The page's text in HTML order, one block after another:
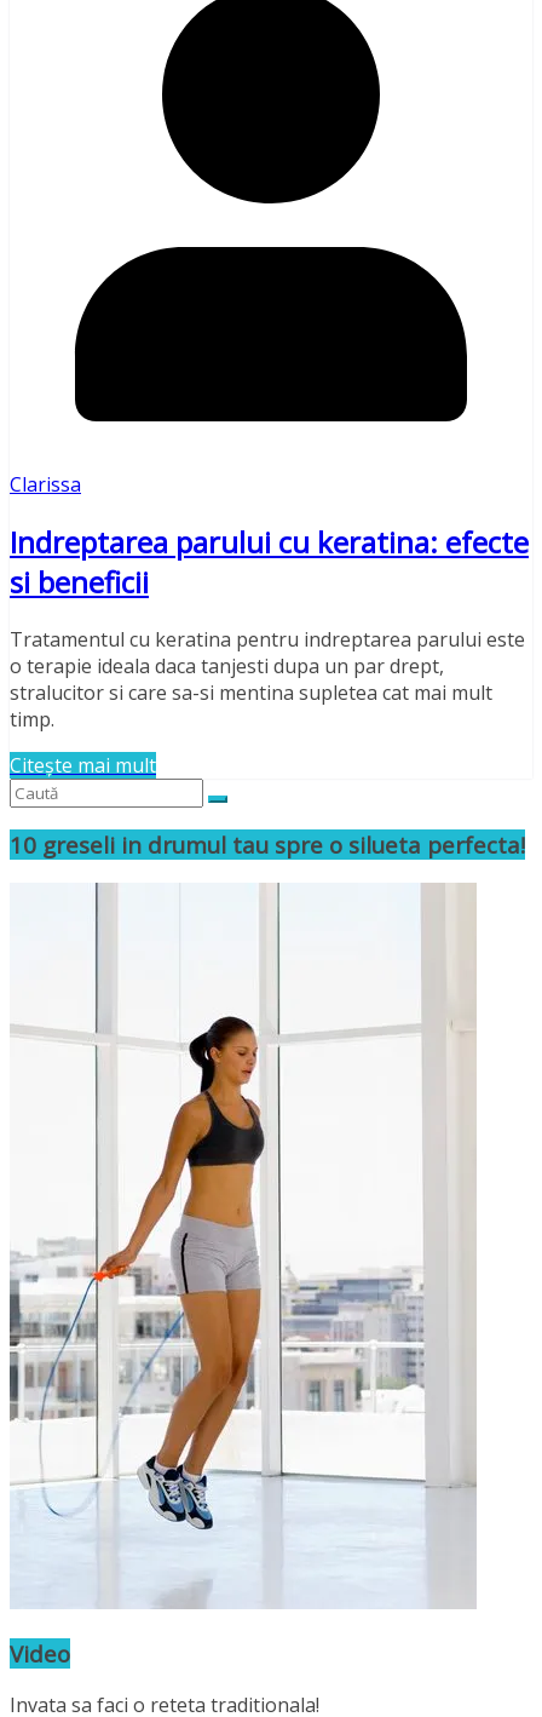
Clarissa
Indreptarea parului cu keratina: efecte
si beneficii
Tratamentul cu keratina pentru indreptarea parului este
o terapie ideala daca tanjesti dupa un par drept,
stralucitor si care sa-si mentina supletea cat mai mult
timp.
Citește mai mult
10 greseli in drumul tau spre o silueta perfecta!
Video
Invata sa faci o reteta traditionala!